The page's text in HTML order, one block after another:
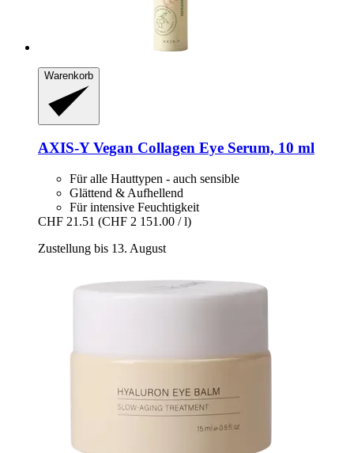
Warenkorb
AXIS-YVegan Collagen Eye Serum, 10 ml
Für alle Hauttypen - auch sensible
Glättend & Aufhellend
Für intensive Feuchtigkeit
CHF 21.51 (CHF 2 151.00 / l)
Zustellung bis 13. August